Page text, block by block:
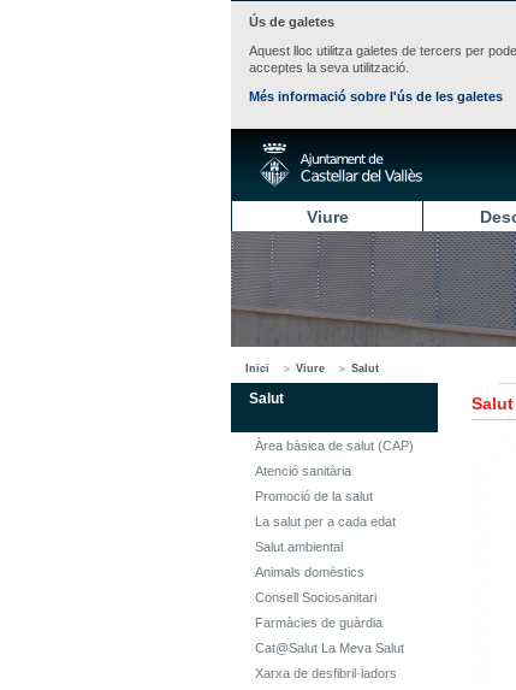
Ús de galetes
Aquest lloc utilitza galetes de tercers per
acceptes la seva utilització.
Més informació sobre l'ús de les galetes
Viure
Inici Viure Salut
Salut
Àrea bàsica de salut (CAP)
Atenció sanitària
Promoció de la salut
La salut per a cada edat
Salut ambiental
Animals domèstics
Consell Sociosanitari
Farmàcies de guàrdia
Cat@Salut La Meva Salut
Xarxa de desfibril·ladors
Salut